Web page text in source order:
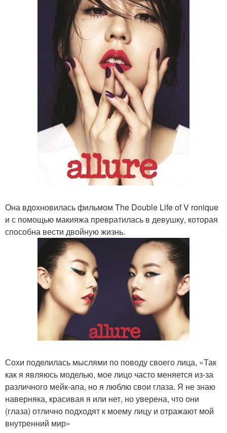
Она вдохновилась фильмом The Double Life of V ronique
и с помощью макияжа превратилась в девушку, которая
способна вести двойную жизнь.
Сохи поделилась мыслями по поводу своего лица, «Так
как я являюсь моделью, мое лицо часто меняется из-за
различного мейк-апа, но я люблю свои глаза. Я не знаю
наверняка, красивая я или нет, но уверена, что они
(глаза) отлично подходят к моему лицу и отражают мой
внутренний мир»